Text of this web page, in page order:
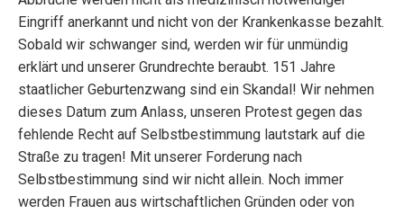
Eingriff anerkannt und nicht von der Krankenkasse bezahlt.
Sobald wir schwanger sind, werden wir für unmündig
erklärt und unserer Grundrechte beraubt. 151 Jahre
staatlicher Geburtenzwang sind ein Skandal! Wir nehmen
dieses Datum zum Anlass, unseren Protest gegen das
fehlende Recht auf Selbstbestimmung lautstark auf die
Straße zu tragen! Mit unserer Forderung nach
Selbstbestimmung sind wir nicht allein. Noch immer
werden Frauen aus wirtschaftlichen Gründen oder von